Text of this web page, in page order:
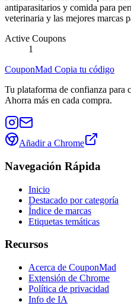
antiparasitarios y comida para
veterinaria y las mejores marcas
Active Coupons
1
CouponMad Copia tu código
Tu plataforma de confianza para
Ahorra más en cada compra.
Añadir a Chrome
Navegación Rápida
Inicio
Destacado por categoría
Índice de marcas
Etiquetas temáticas
Recursos
Acerca de CouponMad
Extensión de Chrome
Política de privacidad
Info de IA